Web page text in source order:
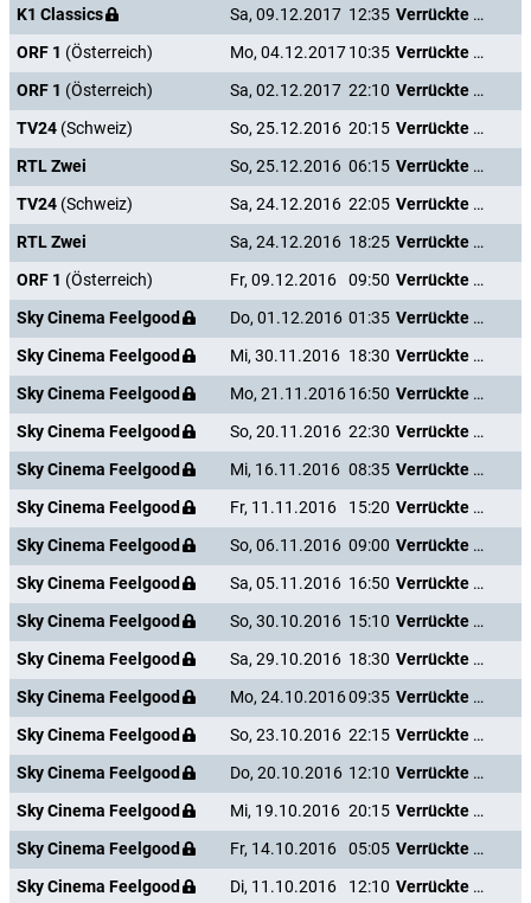
K1 Classics
Sa, 09.12.2017 12:35
Verrückte Weihnachten
ORF 1 (Österreich) Mo, 04.12.201710:35
Verrückte Weihnachten
ORF 1 (Österreich) Sa, 02.12.2017 22:10
Verrückte Weihnachten
TV24 (Schweiz) So, 25.12.2016 20:15
Verrückte Weihnachten
RTL Zwei
So, 25.12.2016 06:15
Verrückte Weihnachten
TV24 (Schweiz) Sa, 24.12.2016 22:05
Verrückte Weihnachten
RTL Zwei
Sa, 24.12.2016 18:25
Verrückte Weihnachten
ORF 1 (Österreich) Fr, 09.12.2016 09:50
Verrückte Weihnachten
Sky Cinema Feelgood
Do, 01.12.2016 01:35
Verrückte Weihnachten
Sky Cinema Feelgood
Mi, 30.11.2016 18:30
Verrückte Weihnachten
Sky Cinema Feelgood
Mo, 21.11.201616:50
Verrückte Weihnachten
Sky Cinema Feelgood
So, 20.11.2016 22:30
Verrückte Weihnachten
Sky Cinema Feelgood
Mi, 16.11.2016 08:35
Verrückte Weihnachten
Sky Cinema Feelgood
Fr, 11.11.2016 15:20
Verrückte Weihnachten
Sky Cinema Feelgood
So, 06.11.2016 09:00
Verrückte Weihnachten
Sky Cinema Feelgood
Sa, 05.11.2016 16:50
Verrückte Weihnachten
Sky Cinema Feelgood
So, 30.10.2016 15:10
Verrückte Weihnachten
Sky Cinema Feelgood
Sa, 29.10.2016 18:30
Verrückte Weihnachten
Sky Cinema Feelgood
Mo, 24.10.201609:35
Verrückte Weihnachten
Sky Cinema Feelgood
So, 23.10.2016 22:15
Verrückte Weihnachten
Sky Cinema Feelgood
Do, 20.10.2016 12:10
Verrückte Weihnachten
Sky Cinema Feelgood
Mi, 19.10.2016 20:15
Verrückte Weihnachten
Sky Cinema Feelgood
Fr, 14.10.2016 05:05
Verrückte Weihnachten
Sky Cinema Feelgood
Di, 11.10.2016 12:10
Verrückte Weihnachten